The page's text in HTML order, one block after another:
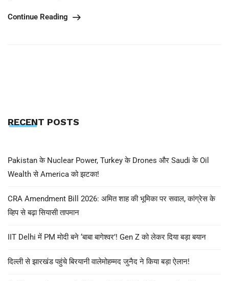
Continue Reading
RECENT POSTS
Pakistan के Nuclear Power, Turkey के Drones और Saudi के Oil
Wealth से America को झटका!
CRA Amendment Bill 2026: अमित शाह की भूमिका पर सवाल, कांग्रेस के
व्हिप से बढ़ा सियासी तापमान
IIT Delhi में PM मोदी बने ‘बाबा बागेश्वर’! Gen Z को लेकर दिया बड़ा बयान
दिल्ली से झारखंड पहुंचे बिरयानी वालेमोहम्मद जुनैद ने किया बड़ा ऐलान!